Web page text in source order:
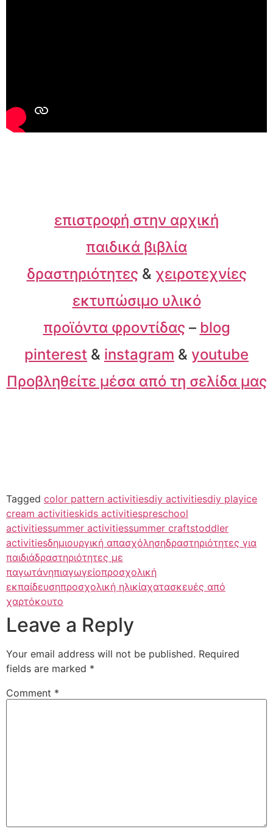
επιστροφή στην αρχική
παιδικά βιβλία
δραστηριότητες & χειροτεχνίες
εκτυπώσιμο υλικό
προϊόντα φροντίδας – blog
pinterest & instagram & youtube
Προβληθείτε μέσα από τη σελίδα μας
Tagged color pattern activitiesdiy activitiesdiy playice
cream activitieskids activitiespreschool
activitiessummer activitiessummer craftstoddler
activitiesδημιουργική απασχόλησηδραστηριότητες για
παιδιάδραστηριότητες με
παγωτάνηπιαγωγείοπροσχολική
εκπαίδευσηπροσχολική ηλικίαχατασκευές από
χαρτόκουτο
Leave a Reply
Your email address will not be published. Required
fields are marked *
Comment *